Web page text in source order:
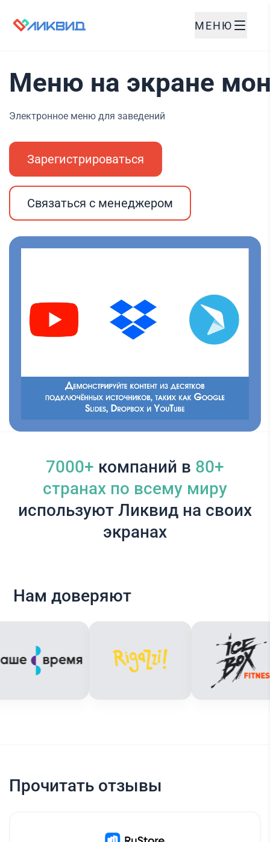
МЕНЮ
Меню на экране
Электронное меню для заведений
Зарегистрироваться
Связаться с менеджером
7000+ компаний в 80+
cтранах по всему миру
используют Ликвид на своих
экранах
Нам доверяют
Прочитать отзывы